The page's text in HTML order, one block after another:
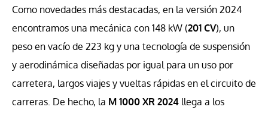
Como novedades más destacadas, en la versión 2024
encontramos una mecánica con 148 kW (201 CV), un
peso en vacío de 223 kg y una tecnología de suspensión
y aerodinámica diseñadas por igual para un uso por
carretera, largos viajes y vueltas rápidas en el circuito de
carreras. De hecho, la M 1000 XR 2024 llega a los